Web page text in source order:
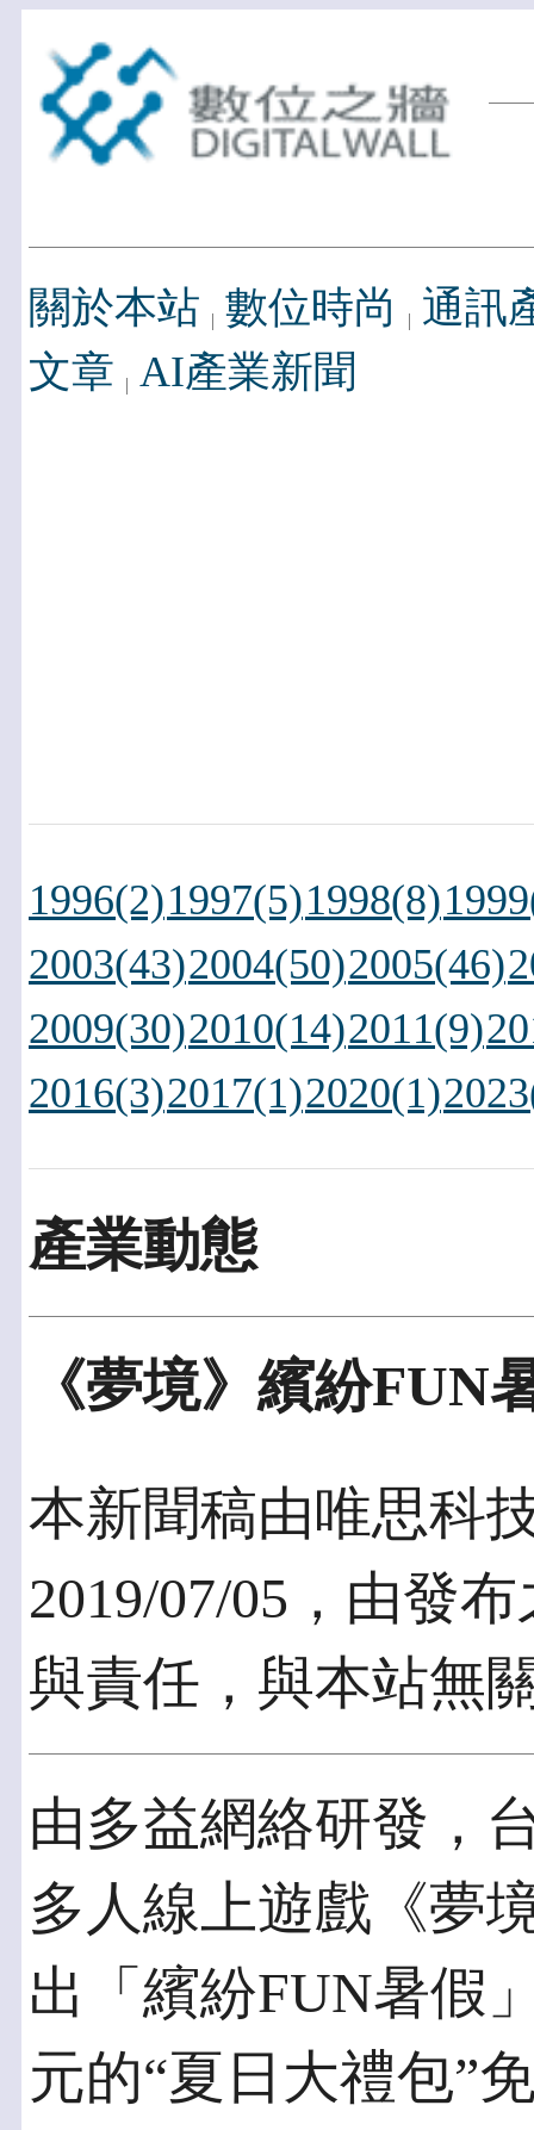
關於本站 數位時尚
通訊
文章 AI產業新聞
1996(2)1997(5)1998(8)
2003(43)2004(50)2005(46)
2009(30)2010(14)2011(9)
2016(3)2017(1)2020(1)
產業動態
《夢境》繽紛FUN
本新聞稿由唯思科
2019/07/05，由發
與責任，與本站無
由多益網絡研發，
多人線上遊戲《夢
出「繽紛FUN暑假
元的“夏日大禮包”